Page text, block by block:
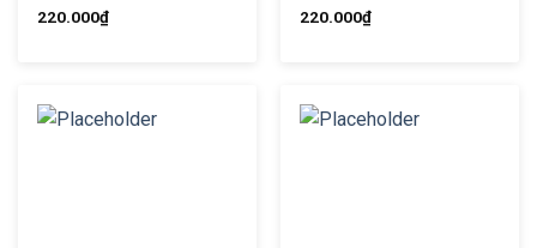
220.000₫
220.000₫